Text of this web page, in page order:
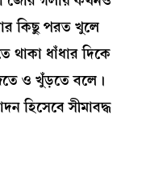
কিছু পরত খুলে
থাকা ধাঁধার দিকে
ও খুঁড়তে বলে।
হিসেবে সীমাবদ্ধ